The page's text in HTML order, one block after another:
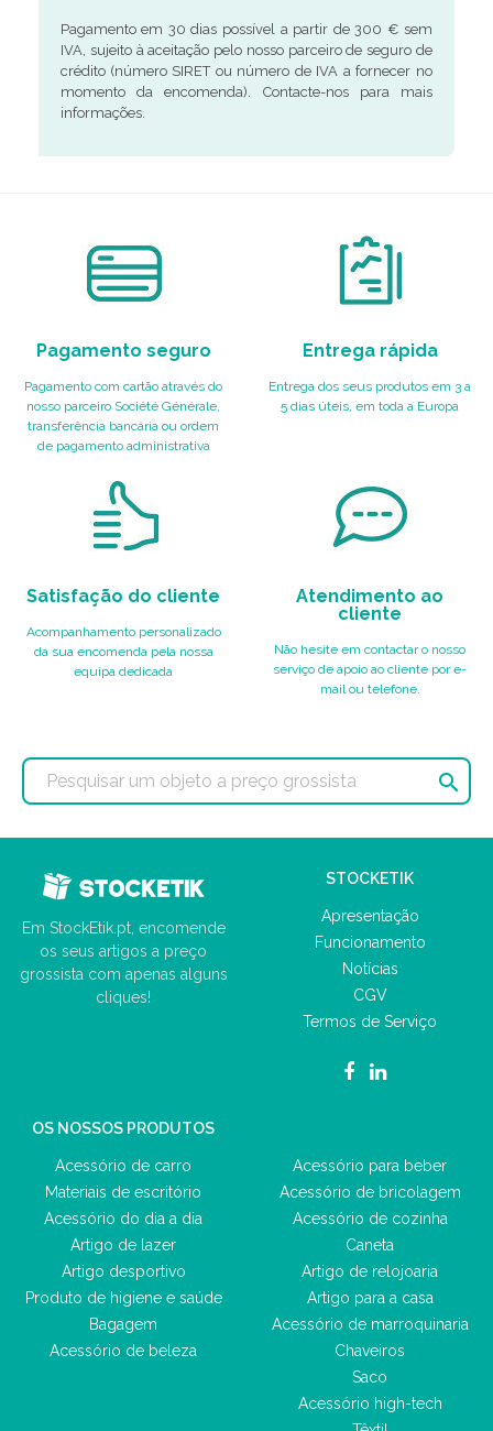
Pagamento em 30 dias possível a partir de 300 € sem
IVA, sujeito à aceitação pelo nosso parceiro de seguro de
crédito (número SIRET ou número de IVA a fornecer no
momento da encomenda). Contacte-nos para mais
informações.
Pagamento seguro
Pagamento com cartão através do
nosso parceiro Société Générale,
transferência bancária ou ordem
de pagamento administrativa
Entrega rápida
Entrega dos seus produtos em 3 a
5 dias úteis, em toda a Europa
Satisfação do cliente
Acompanhamento personalizado
da sua encomenda pela nossa
equipa dedicada
Atendimento ao
cliente
Não hesite em contactar o nosso
serviço de apoio ao cliente por e-
mail ou telefone.

Em StockEtik.pt, encomende
os seus artigos a preço
grossista com apenas alguns
cliques!
STOCKETIK
Apresentação
Funcionamento
Notícias
CGV
Termos de Serviço
OS NOSSOS PRODUTOS
Acessório de carro
Materiais de escritório
Acessório do dia a dia
Artigo de lazer
Artigo desportivo
Produto de higiene e saúde
Bagagem
Acessório de beleza
Acessório para beber
Acessório de bricolagem
Acessório de cozinha
Caneta
Artigo de relojoaria
Artigo para a casa
Acessório de marroquinaria
Chaveiros
Saco
Acessório high-tech